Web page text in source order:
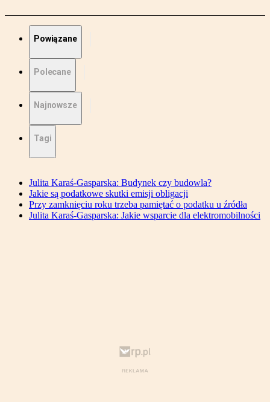
Powiązane
Polecane
Najnowsze
Tagi
Julita Karaś-Gasparska: Budynek czy budowla?
Jakie są podatkowe skutki emisji obligacji
Przy zamknięciu roku trzeba pamiętać o podatku u źródła
Julita Karaś-Gasparska: Jakie wsparcie dla elektromobilności